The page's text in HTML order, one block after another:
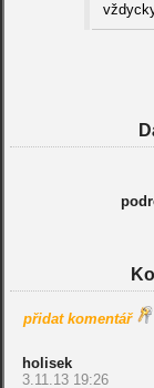
přidat komentář
holisek
3.11.13 19:26